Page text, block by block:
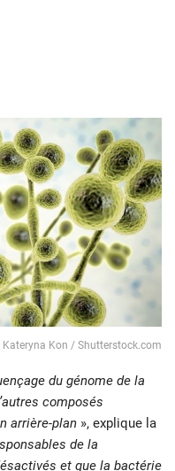
Kateryna Kon / Shutterstock.com
du génome de la
composés
arrière-plan », explique la
de la
et que la bactérie